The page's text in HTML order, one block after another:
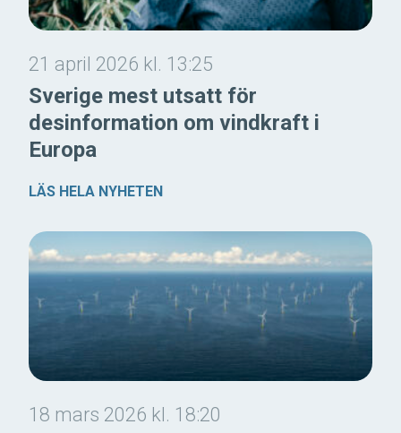
21 april 2026 kl. 13:25
Sverige mest utsatt för
desinformation om vindkraft i
Europa
LÄS HELA NYHETEN
18 mars 2026 kl. 18:20